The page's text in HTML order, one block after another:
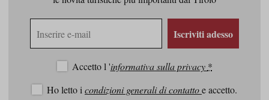
Iscriviti adesso
Accetto l 'informativa sulla privacy *
Ho letto i condizioni generali di contattoe accetto.